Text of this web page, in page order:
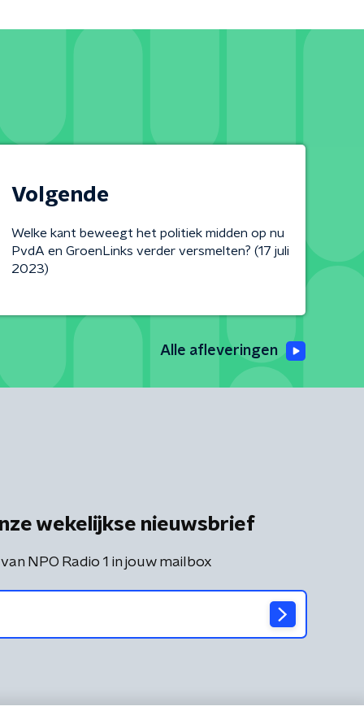
Volgende
Welke kant beweegt het politiek midden op nu
PvdA en GroenLinks verder versmelten? (17 juli
2023)
Alle afleveringen
wekelijkse nieuwsbrief
NPO Radio 1 in jouw mailbox